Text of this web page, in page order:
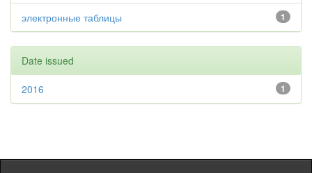
1
электронные таблицы
Date issued
1
2016